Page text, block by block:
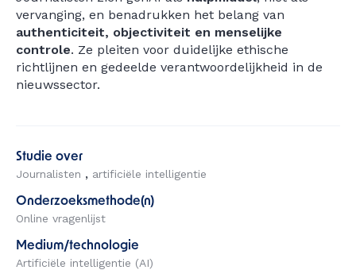
vervanging, en benadrukken het belang van
authenticiteit, objectiviteit en menselijke
controle. Ze pleiten voor duidelijke ethische
richtlijnen en gedeelde verantwoordelijkheid in de
nieuwssector.
Studie over
Journalisten
artificiële intelligentie
Onderzoeksmethode(n)
Online vragenlijst
Medium/technologie
Artificiële intelligentie (AI)